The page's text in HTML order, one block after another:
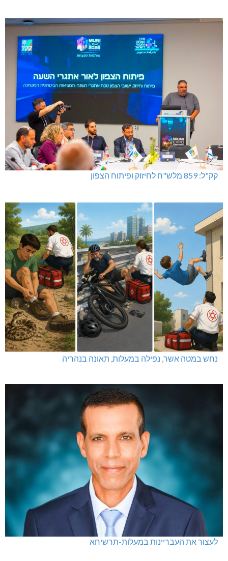
קק"ל: 859 מלש"ח לחיזוק ופיתוח הצפון
נחש במטה אשר, נפילה במעלות, תאונה בנהריה
לעצור את העבריינות במעלות-תרשיחא